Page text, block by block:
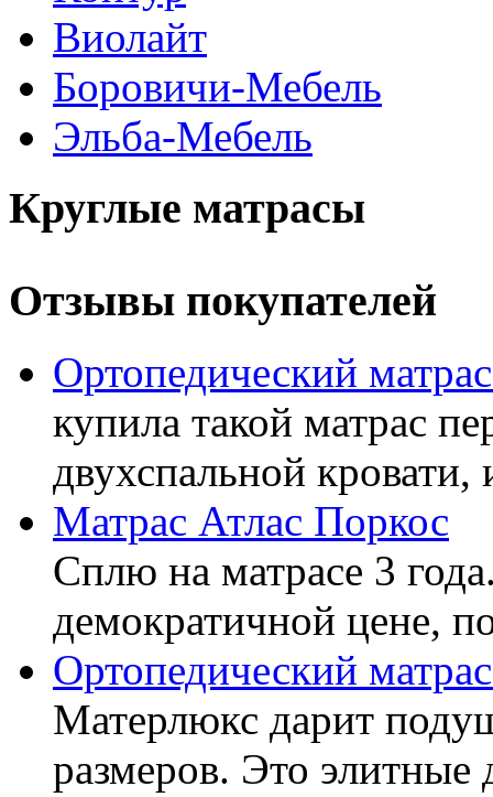
Виолайт
Боровичи-Мебель
Эльба-Мебель
Круглые матрасы
Отзывы покупателей
Ортопедический
купила такой матрас
двухспальной
Матрас Атлас Поркос
Сплю на матрасе 3
демократичной цене,
Ортопедический
Матерлюкс дарит
размеров. Это элитные